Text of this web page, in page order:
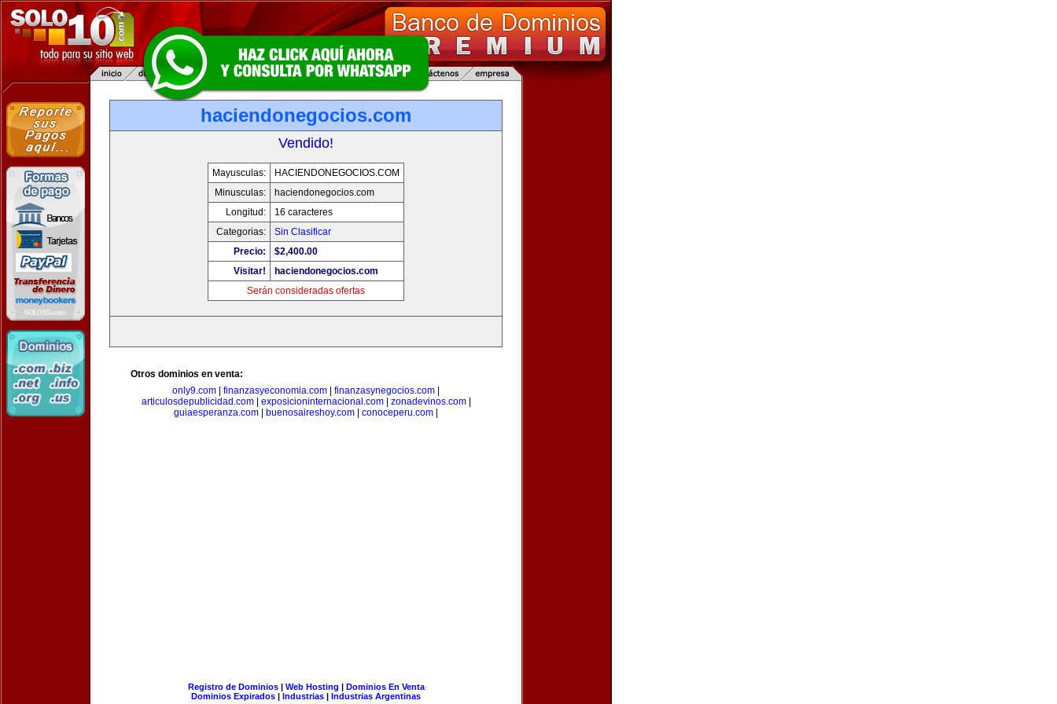
haciendonegocios.com
Vendido!
Mayusculas:
HACIENDONEGOCIOS.COM
Minusculas:
haciendonegocios.com
Longitud:
16 caracteres
Categorias:
Sin Clasificar
Precio:
$2,400.00
Visitar!
haciendonegocios.com
Serán consideradas ofertas
Otros dominios en venta:
only9.com
finanzasyeconomia.com finanzasynegocios.com
articulosdepublicidad.com| exposicioninternacional.com| zonadevinos.com|
guiaesperanza.com
buenosaireshoy.com conoceperu.com
Registro de Dominios| Web Hosting | Dominios En Venta
Dominios Expirados | Industrias | Industrias Argentinas